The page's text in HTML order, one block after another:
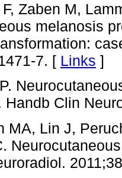
Zaben M,
melanosis
7. [ Links ]
Handb Clin
MA, Lin J,